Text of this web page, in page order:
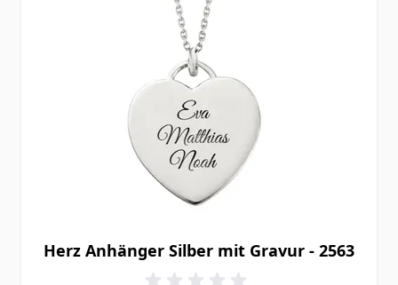
Herz Anhänger Silber mit Gravur - 2563